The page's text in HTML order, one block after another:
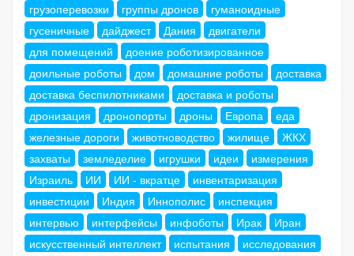
грузоперевозки
группы дронов
гуманоидные
гусеничные
дайджест Дания
двигатели
для помещений
доение роботизированное
доильные роботы
дом домашние роботы
доставка
доставка беспилотниками
доставка и роботы
дронизация
дронопорты дроны Европа
еда
железные дороги
животноводство жилище
ЖКХ
захваты
земледелие игрушки идеи
измерения
Израиль
ИИ ИИ - вкратце
инвентаризация
инвестиции
Индия Иннополис
инспекция
интервью
интерфейсы инфоботы Ирак
Иран
искусственный интеллект
испытания
исследования